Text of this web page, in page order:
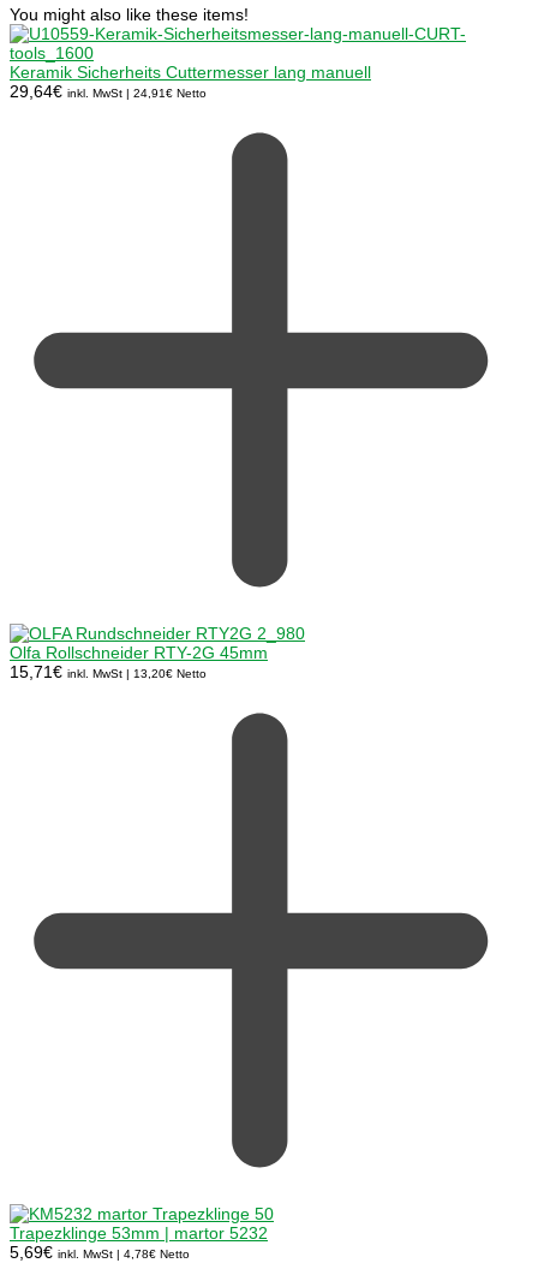
You might also like these items!
Keramik Sicherheits Cuttermesser lang manuell
29,64€ inkl. MwSt | 24,91€ Netto
Olfa Rollschneider RTY-2G 45mm
15,71€ inkl. MwSt | 13,20€ Netto
Trapezklinge 53mm | martor 5232
5,69€ inkl. MwSt | 4,78€ Netto